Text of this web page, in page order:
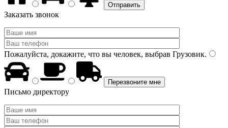
Заказать звонок
Пожалуйста, докажите, что вы человек, выбрав Грузовик.
Письмо директору